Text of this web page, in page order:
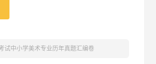
试中小学美术专业历年真题汇编卷